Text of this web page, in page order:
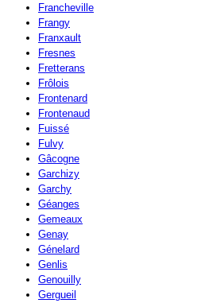
Francheville
Frangy
Franxault
Fresnes
Fretterans
Frôlois
Frontenard
Frontenaud
Fuissé
Fulvy
Gâcogne
Garchizy
Garchy
Géanges
Gemeaux
Genay
Génelard
Genlis
Genouilly
Gergueil